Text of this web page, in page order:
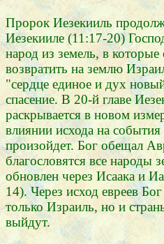
Пророк Иезекииль
Иезекииле (11:17-20)
народ из земель, в
возвратить на землю
"сердце единое и дух
спасение. В 20-й главе
раскрывается в новом
влиянии исхода на
произойдет. Бог обещал
благословятся все народы
обновлен через Исаака и
14). Через исход евреев
только Израиль, но и
выйдут.